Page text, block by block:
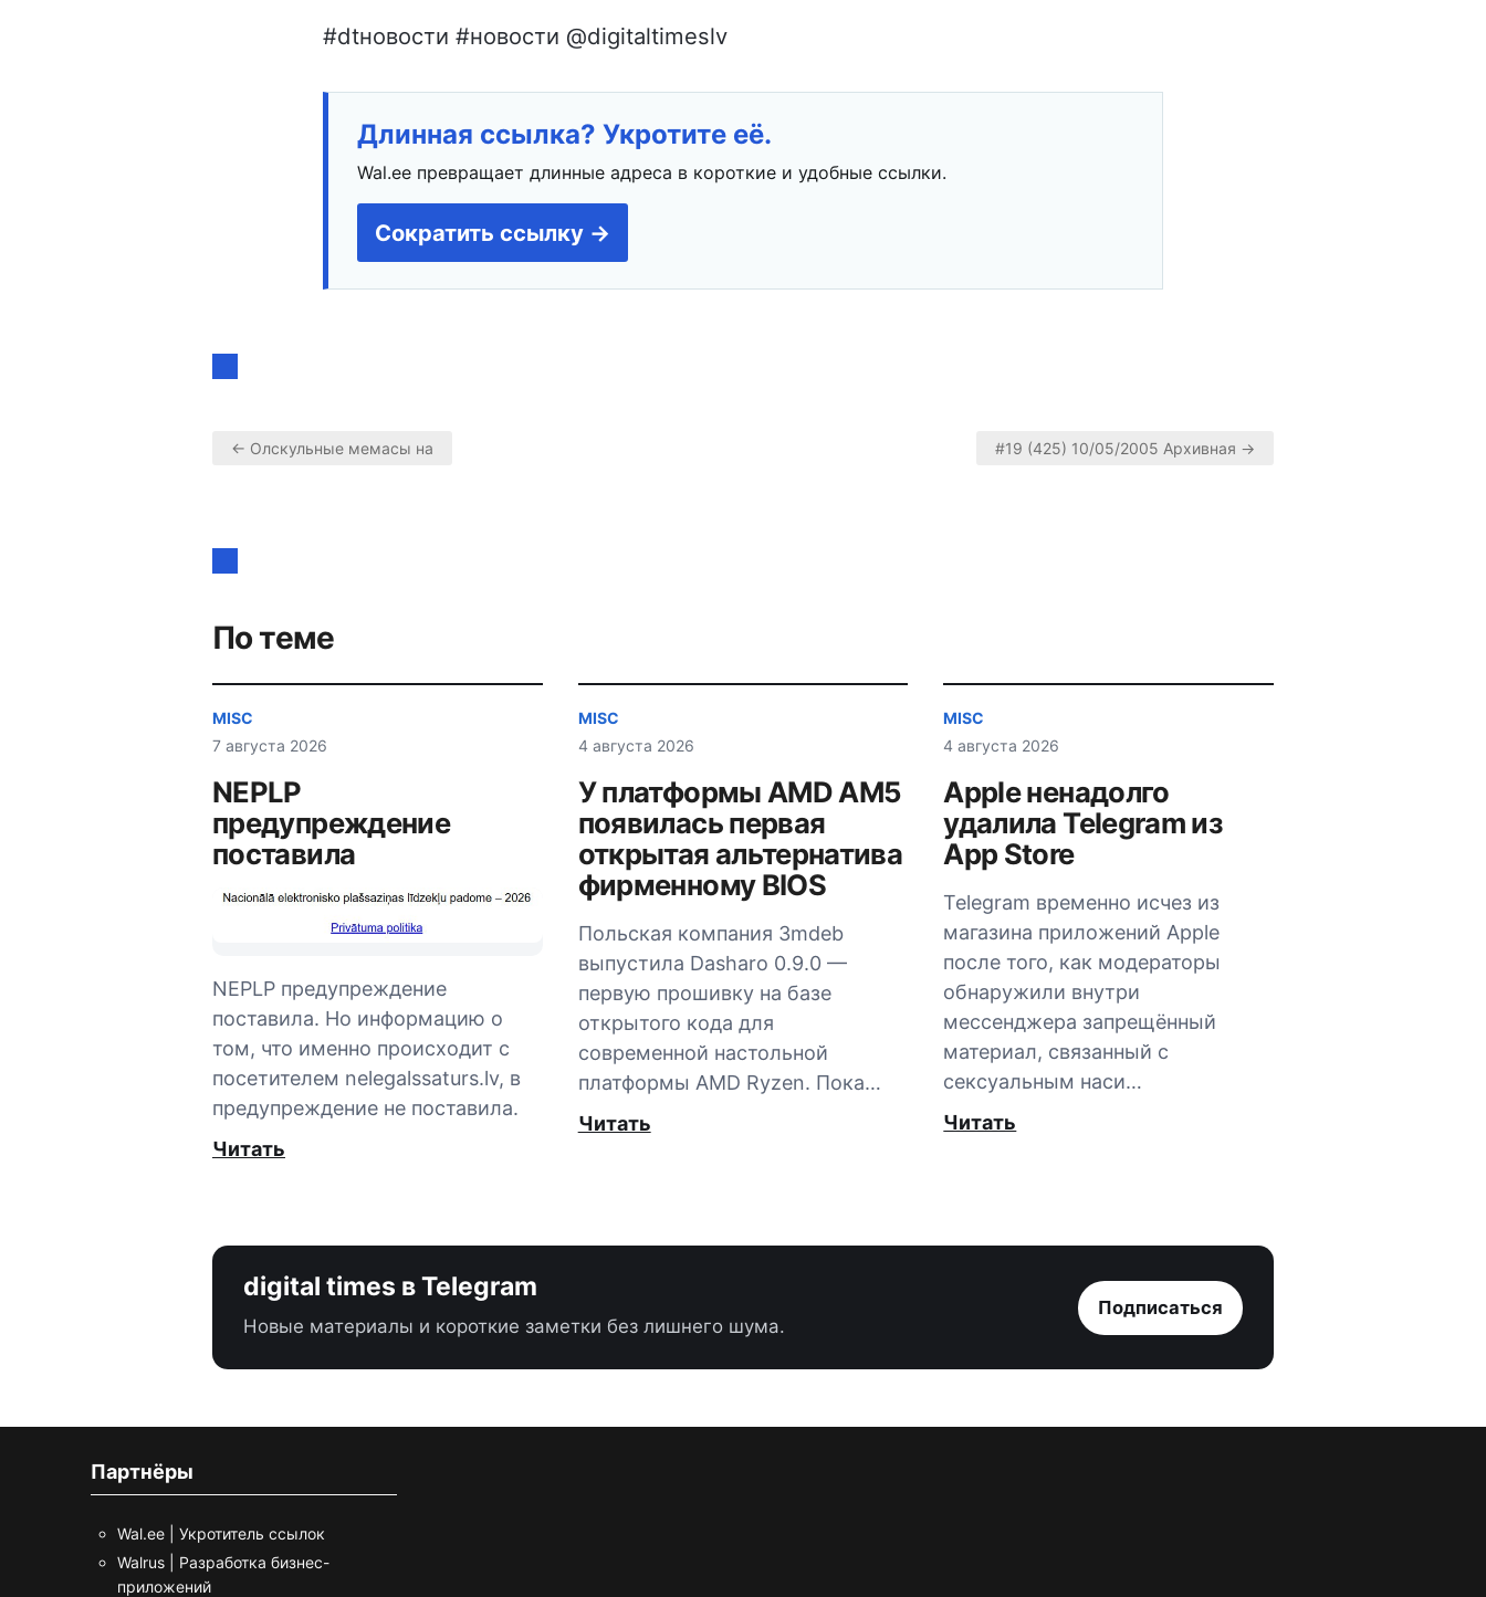
#dtновости #новости @digitaltimeslv
Длинная ссылка? Укротите её.
Wal.ee превращает длинные адреса в короткие и удобные ссылки.
Сократить ссылку →
по
записям
← Олскульные мемасы на #19 (425) 10/05/2005 Архивная →
По теме
MISC
7 августа 2026
NEPLP
предупреждение
поставила
NEPLP предупреждение
поставила. Но информацию о
том, что именно происходит с
посетителем nelegalssaturs.lv, в
предупреждение не поставила.
Читать
MISC
4 августа 2026
У платформы AMD AM5
появилась первая
открытая альтернатива
фирменному BIOS
Польская компания 3mdeb
выпустила Dasharo 0.9.0 —
первую прошивку на базе
открытого кода для
современной настольной
платформы AMD Ryzen. Пока…
Читать
MISC
4 августа 2026
Apple ненадолго
удалила Telegram из
App Store
Telegram временно исчез из
магазина приложений Apple
после того, как модераторы
обнаружили внутри
мессенджера запрещённый
материал, связанный с
сексуальным наси…
Читать
digital times в Telegram
Новые материалы и короткие заметки без лишнего шума.
Подписаться
Партнёры
Wal.ee | Укротитель ссылок
Walrus | Разработка бизнес-
приложений